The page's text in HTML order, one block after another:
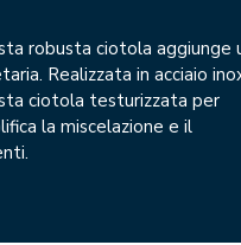
robusta ciotola aggiunge
Realizzata in acciaio
ciotola testurizzata per
la miscelazione e il